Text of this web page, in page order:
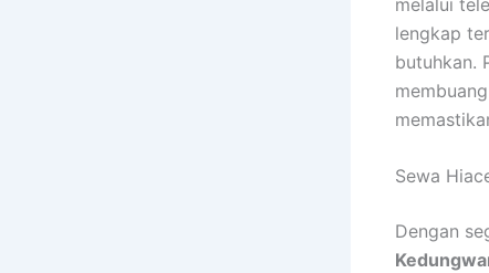
lengkap
butuhkan.
Sewa
Dengan